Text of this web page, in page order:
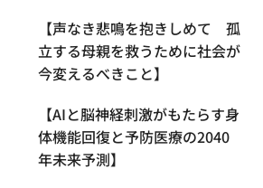
【声なき悲鳴を抱きしめて 孤
立する母親を救うために社会が
今変えるべきこと】
【AIと脳神経刺激がもたらす身
体機能回復と予防医療の2040
年未来予測】